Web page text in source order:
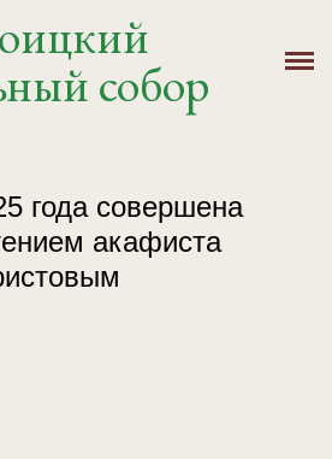
собор
года совершена
акафиста